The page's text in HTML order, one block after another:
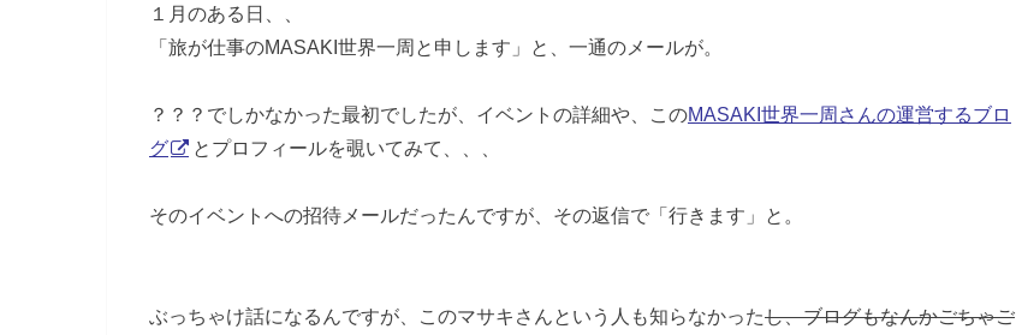
１月のある日、、
「旅が仕事のMASAKI世界一周と申します」と、一通のメールが。
？？？でしかなかった最初でしたが、イベントの詳細や、このMASAKI世界一周さんの運営するブロ
グ
とプロフィールを覗いてみて、、、
そのイベントへの招待メールだったんですが、その返信で「行きます」と。
ぶっちゃけ話になるんですが、このマサキさんという人も知らなかったし、ブログもなんかごちゃご